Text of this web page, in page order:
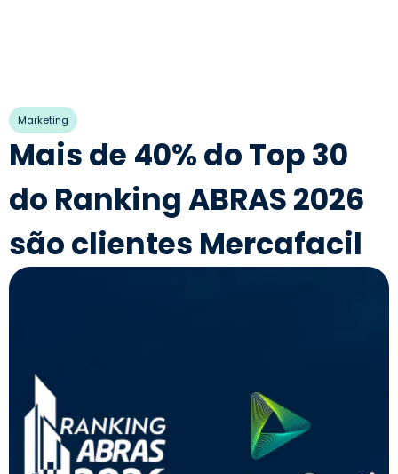
Marketing
Mais de 40% do Top 30
do Ranking ABRAS 2026
são clientes Mercafacil